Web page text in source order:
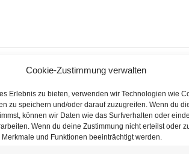
Cookie-Zustimmung verwalten
Erlebnis zu bieten, verwenden wir Technologien wie
zu speichern und/oder darauf zuzugreifen. Wenn du
können wir Daten wie das Surfverhalten oder
Wenn du deine Zustimmung nicht erteilst oder
und Funktionen beeinträchtigt werden.